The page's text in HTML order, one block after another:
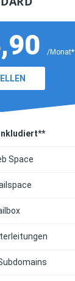
/Monat*
Space